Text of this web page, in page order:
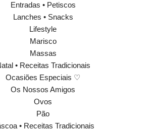
Entradas • Petiscos
Lanches • Snacks
Lifestyle
Marisco
Massas
• Receitas Tradicionais
Ocasiões Especiais ♡
Os Nossos Amigos
Ovos
Pão
• Receitas Tradicionais